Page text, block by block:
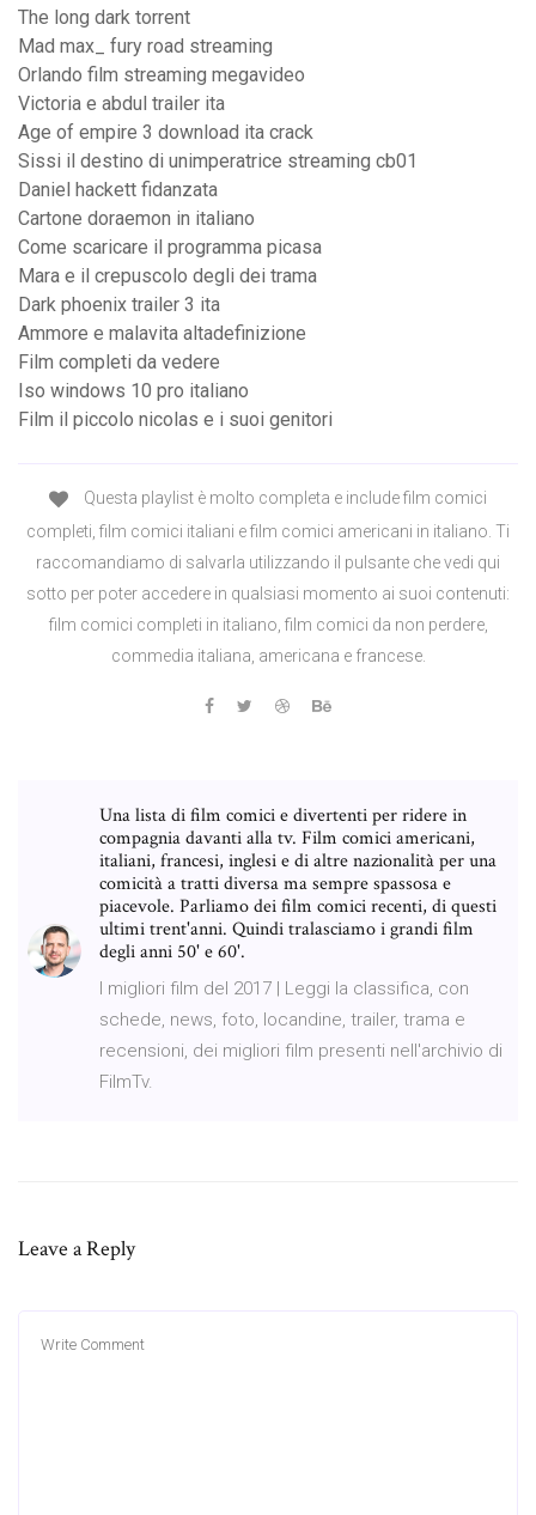
The long dark torrent
Mad max_ fury road streaming
Orlando film streaming megavideo
Victoria e abdul trailer ita
Age of empire 3 download ita crack
Sissi il destino di unimperatrice streaming cb01
Daniel hackett fidanzata
Cartone doraemon in italiano
Come scaricare il programma picasa
Mara e il crepuscolo degli dei trama
Dark phoenix trailer 3 ita
Ammore e malavita altadefinizione
Film completi da vedere
Iso windows 10 pro italiano
Film il piccolo nicolas e i suoi genitori
Questa playlist è molto completa e include film comici
completi, film comici italiani e film comici americani in italiano. Ti
raccomandiamo di salvarla utilizzando il pulsante che vedi qui
sotto per poter accedere in qualsiasi momento ai suoi contenuti:
film comici completi in italiano, film comici da non perdere,
commedia italiana, americana e francese.
Una lista di film comici e divertenti per ridere in
compagnia davanti alla tv. Film comici americani,
italiani, francesi, inglesi e di altre nazionalità per una
comicità a tratti diversa ma sempre spassosa e
piacevole. Parliamo dei film comici recenti, di questi
ultimi trent'anni. Quindi tralasciamo i grandi film
degli anni 50' e 60'.
I migliori film del 2017 | Leggi la classifica, con
schede, news, foto, locandine, trailer, trama e
recensioni, dei migliori film presenti nell'archivio di
FilmTv.
Leave a Reply